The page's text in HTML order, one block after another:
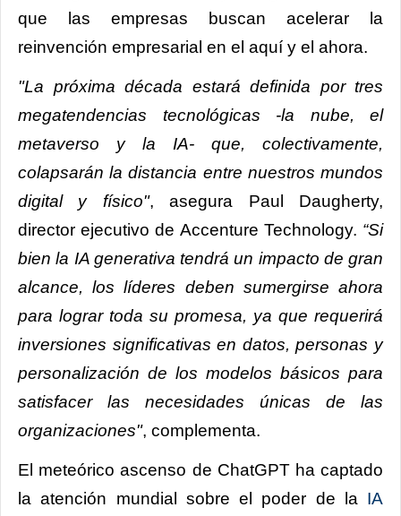
que las empresas buscan acelerar la
reinvención empresarial en el aquí y el ahora.
"La próxima década estará definida por tres
megatendencias tecnológicas -la nube, el
metaverso y la IA- que, colectivamente,
colapsarán la distancia entre nuestros mundos
digital y físico", asegura Paul Daugherty,
director ejecutivo de Accenture Technology. “Si
bien la IA generativa tendrá un impacto de gran
alcance, los líderes deben sumergirse ahora
para lograr toda su promesa, ya que requerirá
inversiones significativas en datos, personas y
personalización de los modelos básicos para
satisfacer las necesidades únicas de las
organizaciones", complementa.
El meteórico ascenso de ChatGPT ha captado
la atención mundial sobre el poder de la IA